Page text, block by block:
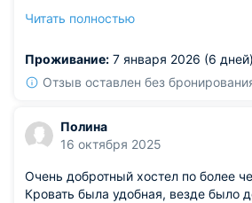
смогли приготовить лёгкий ужин
проезжающих тележек с багажом,
номеров хорошо изолировали звук.
Читать полностью
Проживание: 7 января 2026 (6 дней)
Отзыв оставлен без
Полина
16 октября 2025
Очень добротный хостел по более
Кровать была удобная, везде было